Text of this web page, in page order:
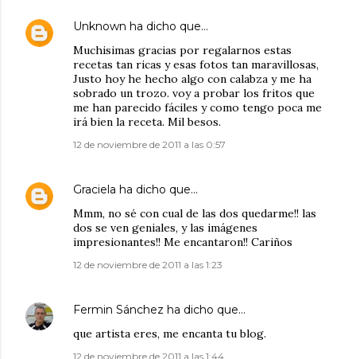
Unknown ha dicho que…
Muchisimas gracias por regalarnos estas
recetas tan ricas y esas fotos tan maravillosas,
Justo hoy he hecho algo con calabza y me ha
sobrado un trozo. voy a probar los fritos que
me han parecido fáciles y como tengo poca me
irá bien la receta. Mil besos.
12 de noviembre de 2011 a las 0:57
Graciela ha dicho que…
Mmm, no sé con cual de las dos quedarme!! las
dos se ven geniales, y las imágenes
impresionantes!! Me encantaron!! Cariños
12 de noviembre de 2011 a las 1:23
Fermin Sánchez ha dicho que…
que artista eres, me encanta tu blog.
12 de noviembre de 2011 a las 1:44